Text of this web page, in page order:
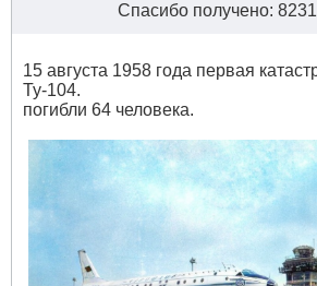
Спасибо получено: 8231
15 августа 1958 года первая
Ту-104.
погибли 64 человека.